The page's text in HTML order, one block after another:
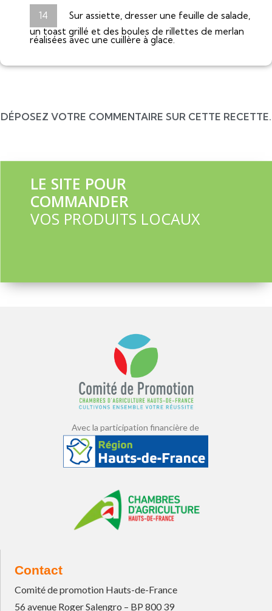
Sur assiette, dresser une feuille de salade,
un toast grillé et des boules de rillettes de merlan
réalisées avec une cuillère à glace.
DÉPOSEZ VOTRE COMMENTAIRE SUR CETTE RECETTE.
LE SITE POUR
COMMANDER
VOS PRODUITS LOCAUX
Avec la participation financière de
Contact
Comité de promotion Hauts-de-France
56 avenue Roger Salengro – BP 800 39